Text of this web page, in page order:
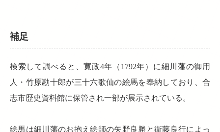
補足
検索して調べると、寛政4年（1792年）に細川藩の御用
人・竹原勘十郎が三十六歌仙の絵馬を奉納しており、合
志市歴史資料館に保管され一部が展示されている。
絵馬は細川藩のお抱え絵師の矢野良勝と衛藤良行によっ